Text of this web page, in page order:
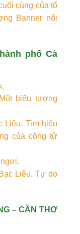
cùng của tổ
Banner nổi
phố Cà
biểu tượng
Liêu. Tìm hiểu
của công tử
Liêu. Tự do
– CẦN THƠ